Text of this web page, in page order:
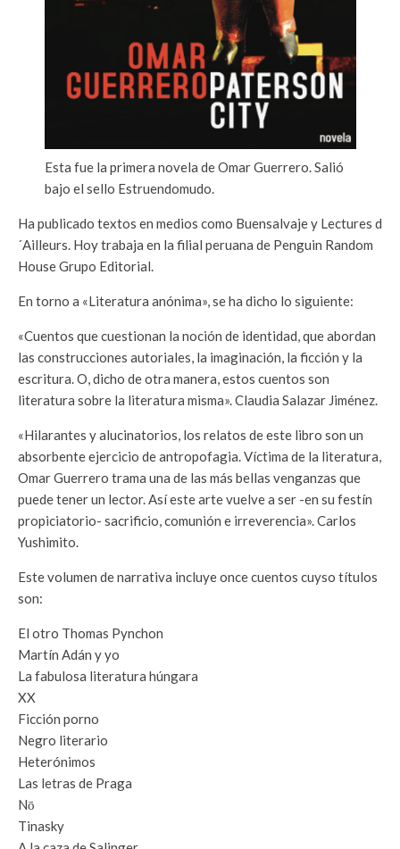
Esta fue la primera novela de Omar Guerrero. Salió
bajo el sello Estruendomudo.
Ha publicado textos en medios como Buensalvaje y Lectures d
´Ailleurs. Hoy trabaja en la filial peruana de Penguin Random
House Grupo Editorial.
En torno a «Literatura anónima», se ha dicho lo siguiente:
«Cuentos que cuestionan la noción de identidad, que abordan
las construcciones autoriales, la imaginación, la ficción y la
escritura. O, dicho de otra manera, estos cuentos son
literatura sobre la literatura misma». Claudia Salazar Jiménez.
«Hilarantes y alucinatorios, los relatos de este libro son un
absorbente ejercicio de antropofagia. Víctima de la literatura,
Omar Guerrero trama una de las más bellas venganzas que
puede tener un lector. Así este arte vuelve a ser -en su festín
propiciatorio- sacrificio, comunión e irreverencia». Carlos
Yushimito.
Este volumen de narrativa incluye once cuentos cuyso títulos
son:
El otro Thomas Pynchon
Martín Adán y yo
La fabulosa literatura húngara
XX
Ficción porno
Negro literario
Heterónimos
Las letras de Praga
Nō
Tinasky